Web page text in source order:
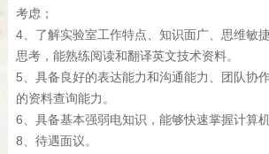
考虑；
4、了解实验室工作特点、知识面广、思维敏
思考，能熟练阅读和翻译英文技术资料。
5、具备良好的表达能力和沟通能力、团队协
的资料查询能力。
6、具备基本强弱电知识，能够快速掌握计算
8、待遇面议。